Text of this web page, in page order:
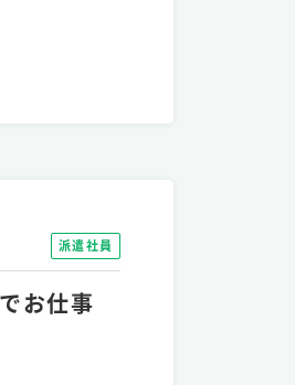
派遣社員
お仕事